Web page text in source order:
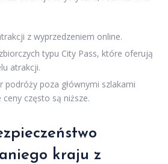
z wyprzedzeniem online.
typu City Pass, które oferują
atrakcji.
podróży poza głównymi szlakami
często są niższe.
kraju z